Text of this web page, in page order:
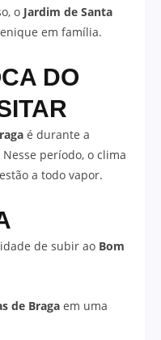
o Jardim de Santa
em família.
DO
é durante a
período, o clima
a todo vapor.
de subir ao Bom
de Braga em uma